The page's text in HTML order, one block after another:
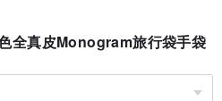
全真皮Monogram旅行袋手袋